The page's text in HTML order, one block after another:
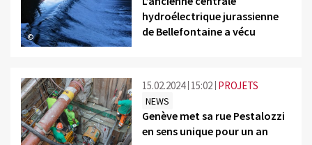
©
hydroélectrique jurassienne
de Bellefontaine a vécu
15.02.2024 15:02 PROJETS
NEWS
Genève met sa rue Pestalozzi
en sens unique pour un an